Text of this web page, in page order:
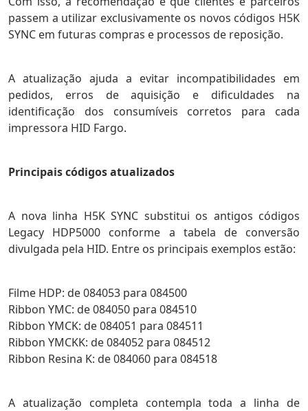
passem a utilizar exclusivamente os novos códigos H5K
SYNC em futuras compras e processos de reposição.
A atualização ajuda a evitar incompatibilidades em
pedidos, erros de aquisição e dificuldades na
identificação dos consumíveis corretos para cada
impressora HID Fargo.
Principais códigos atualizados
A nova linha H5K SYNC substitui os antigos códigos
Legacy HDP5000 conforme a tabela de conversão
divulgada pela HID. Entre os principais exemplos estão:
Filme HDP: de 084053 para 084500
Ribbon YMC: de 084050 para 084510
Ribbon YMCK: de 084051 para 084511
Ribbon YMCKK: de 084052 para 084512
Ribbon Resina K: de 084060 para 084518
A atualização completa contempla toda a linha de